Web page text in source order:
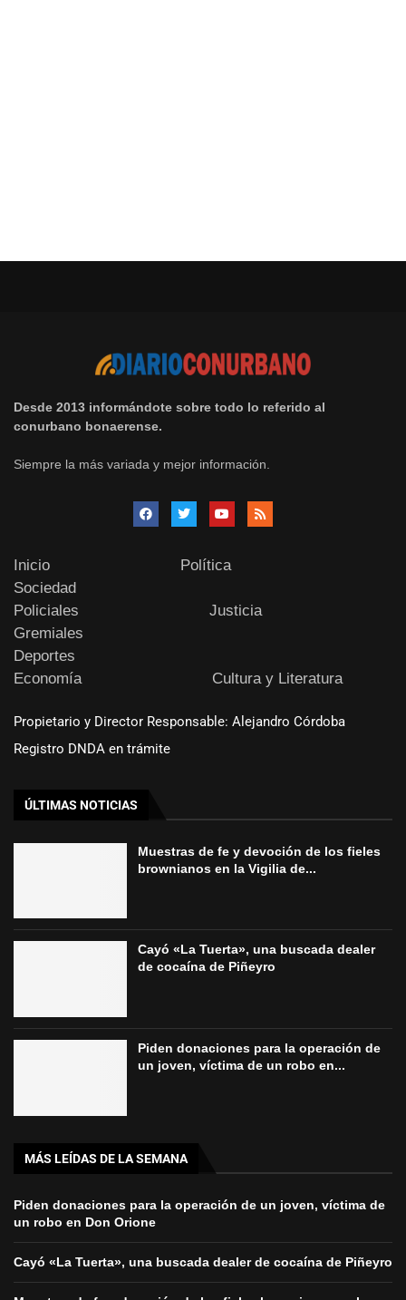
Desde 2013 informándote sobre todo lo referido al
conurbano bonaerense.
Siempre la más variada y mejor información.
Inicio
Política
Sociedad
Policiales
Justicia
Gremiales
Deportes
Economía
Cultura y Literatura
Propietario y Director Responsable: Alejandro Córdoba
Registro DNDA en trámite
ÚLTIMAS NOTICIAS
Muestras de fe y devoción de los fieles
brownianos en la Vigilia de...
Cayó «La Tuerta», una buscada dealer
de cocaína de Piñeyro
Piden donaciones para la operación de
un joven, víctima de un robo en...
MÁS LEÍDAS DE LA SEMANA
Piden donaciones para la operación de un joven, víctima de
un robo en Don Orione
Cayó «La Tuerta», una buscada dealer de cocaína de Piñeyro